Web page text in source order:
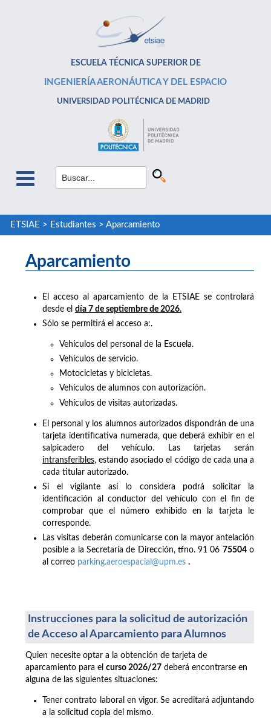
ESCUELA TÉCNICA SUPERIOR DE
INGENIERÍA AERONÁUTICA Y DEL ESPACIO
UNIVERSIDAD POLITÉCNICA DE MADRID
ETSIAE > Estudiantes > Aparcamiento
Aparcamiento
El acceso al aparcamiento de la ETSIAE se controlará
desde el día 7 de septiembre de 2026.
Sólo se permitirá el acceso a:.
Vehículos del personal de la Escuela.
Vehículos de servicio.
Motocicletas y bicicletas.
Vehículos de alumnos con autorización.
Vehículos de visitas autorizadas.
El personal y los alumnos autorizados dispondrán de una
tarjeta identificativa numerada, que deberá exhibir en el
salpicadero del vehículo. Las tarjetas serán
intransferibles, estando asociado el código de cada una a
cada titular autorizado.
Si el vigilante así lo considera podrá solicitar la
identificación al conductor del vehículo con el fin de
comprobar que el número exhibido en la tarjeta le
corresponde.
Las visitas deberán comunicarse con la mayor antelación
posible a la Secretaría de Dirección, tfno. 91 06 75504o
al correo parking.aeroespacial@upm.es .
Instrucciones para la solicitud de autorización
de Acceso al Aparcamiento para Alumnos
Quien necesite optar a la obtención de tarjeta de
aparcamiento para el curso 2026/27 deberá encontrarse en
alguna de las siguientes situaciones:
Tener contrato laboral en vigor. Se acreditará adjuntando
a la solicitud copia del mismo.